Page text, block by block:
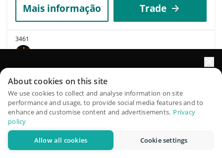
Mais informação Trade
3461
BeB
BEB1M
$0.00056038
Capitalização de
mercado
$560,416
QuantPilot é uma plataforma completa de estratégias onde
agentes autônomos criam, fazem backtest e otimizam suas
estratégias e conduzem pesquisas de mercado
Experimente grátis
About cookies on this site
We use cookies to collect and analyse information on site
performance and usage, to provide social media features and to
enhance and customise content and advertisements. Privacy
policy
Allow all cookies Cookie settings